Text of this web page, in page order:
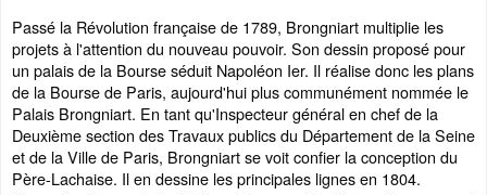
Passé la Révolution française de 1789, Brongniart multiplie les
projets à l'attention du nouveau pouvoir. Son dessin proposé pour
un palais de la Bourse séduit Napoléon Ier. Il réalise donc les plans
de la Bourse de Paris, aujourd'hui plus communément nommée le
Palais Brongniart. En tant qu'Inspecteur général en chef de la
Deuxième section des Travaux publics du Département de la Seine
et de la Ville de Paris, Brongniart se voit confier la conception du
Père-Lachaise. Il en dessine les principales lignes en 1804.